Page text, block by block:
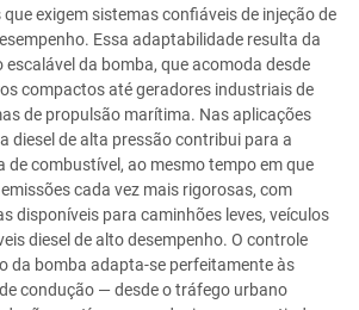
exigem sistemas confiáveis de injeção de
Essa adaptabilidade resulta da
da bomba, que acomoda desde
compactos até geradores industriais de
de propulsão marítima. Nas aplicações
diesel de alta pressão contribui para a
de combustível, ao mesmo tempo em que
cada vez mais rigorosas, com
disponíveis para caminhões leves, veículos
diesel de alto desempenho. O controle
da bomba adapta-se perfeitamente às
condução — desde o tráfego urbano